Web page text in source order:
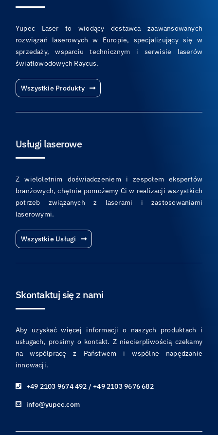
Yupec Laser to wiodący dostawca zaawansowanych
rozwiązań laserowych w Europie, specjalizujący się w
sprzedaży, wsparciu technicznym i serwisie laserów
światłowodowych Raycus.
Wszystkie Produkty
Usługi laserowe
Z wieloletnim doświadczeniem i zespołem ekspertów
branżowych, chętnie pomożemy Ci w realizacji wszystkich
potrzeb związanych z laserami i zastosowaniami
laserowymi.
Wszystkie Usługi
Skontaktuj się z nami
Aby uzyskać więcej informacji o naszych produktach i
usługach, prosimy o kontakt. Z niecierpliwością czekamy
na współpracę z Państwem i wspólne napędzanie
innowacji.
+49 2103 9674 492 / +49 2103 9676 682
info@yupec.com